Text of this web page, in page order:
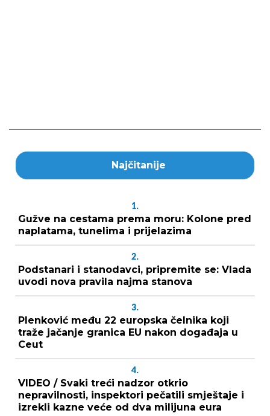
Najčitanije
1.
Gužve na cestama prema moru: Kolone pred
naplatama, tunelima i prijelazima
2.
Podstanari i stanodavci, pripremite se: Vlada
uvodi nova pravila najma stanova
3.
Plenković među 22 europska čelnika koji
traže jačanje granica EU nakon događaja u
Ceut
4.
VIDEO / Svaki treći nadzor otkrio
nepravilnosti, inspektori pečatili smještaje i
izrekli kazne veće od dva milijuna eura